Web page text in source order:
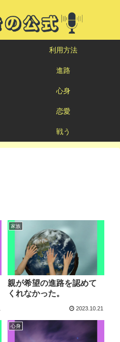
利用方法
進路
心身
恋愛
戦う
家族
親が希望の進路を認めて
くれなかった。
2023.10.21
心身